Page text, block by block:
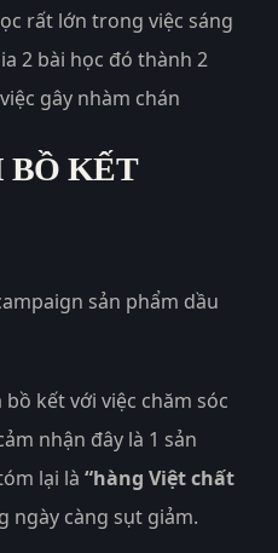
rất lớn trong việc sáng
2 bài học đó thành 2
gây nhàm chán
BỒ KẾT
sản phẩm dầu
kết với việc chăm sóc
nhận đây là 1 sản
lại là “hàng Việt chất
ngày càng sụt giảm.